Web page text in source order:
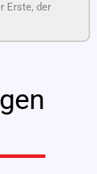
Erste, der